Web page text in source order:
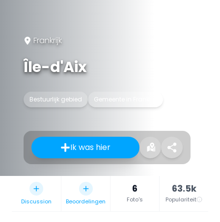
Frankrijk
Île-d'Aix
Bestuurlijk gebied Gemeente in Frankrijk
Ik was hier
Discussion Beoordelingen
6
Foto's
63.5k
Populariteit